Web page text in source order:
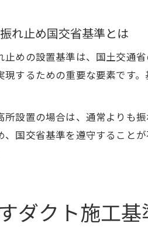
れ止め国交省基準とは
止めの設置基準は、国土交通
現するための重要な要素です
設置の場合は、通常よりも
、国交省基準を遵守すること
ダクト施工